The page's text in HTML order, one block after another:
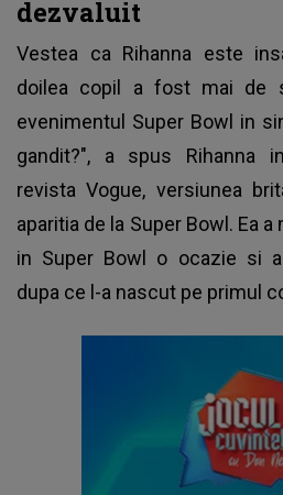
dezvaluit
Vestea ca Rihanna este
doilea copil a fost mai de
evenimentul Super Bowl in
gandit?", a spus Rihanna
revista Vogue, versiunea
aparitia de la Super Bowl. Ea
in Super Bowl o ocazie si
dupa ce l-a nascut pe primul